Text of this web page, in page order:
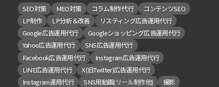
SEO対策 MEO対策 コラム制作代行
コンテンツSEO
LP制作
LP分析＆改善
リスティング広告運用代行
Google広告運用代行
Googleショッピング広告運用代行
Yahoo広告運用代行
SNS広告運用代行
Facebook広告運用代行
Instagram広告運用代行
LINE広告運用代行
X(旧Twitter)広告運用代行
Instagram運用代行
SNS用動画(リール制作他)
撮影